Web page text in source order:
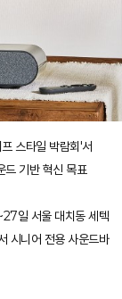
스타일 박람회'서
드 기반 혁신 목표
일 서울 대치동 세텍
시니어 전용 사운드바